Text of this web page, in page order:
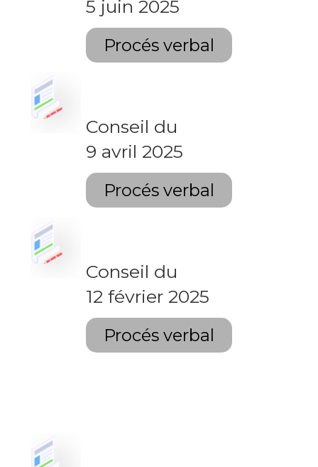
5 juin 2025
Procés verbal
Conseil du
9 avril 2025
Procés verbal
Conseil du
12 février 2025
Procés verbal